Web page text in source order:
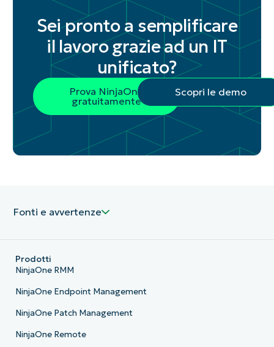
Sei pronto a semplificare
il lavoro grazie ad un IT
unificato?
Prova NinjaOne
gratuitamente
Scopri le demo
Fonti e avvertenze
Prodotti
NinjaOne RMM
NinjaOne Endpoint Management
NinjaOne Patch Management
NinjaOne Remote